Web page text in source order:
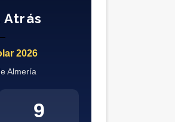
Atrás
2026
Almería
9